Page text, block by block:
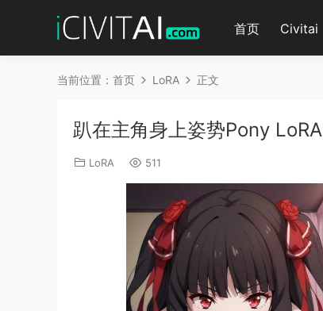
首页 Civitai
当前位置： 首页 LoRA 正文
趴在主角身上姿势Pony LoRA
LoRA 511